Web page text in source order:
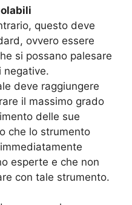
questo deve
ovvero essere
si possano palesare
negative.
deve raggiungere
il massimo grado
delle sue
che lo strumento
esperte e che non
con tale strumento.